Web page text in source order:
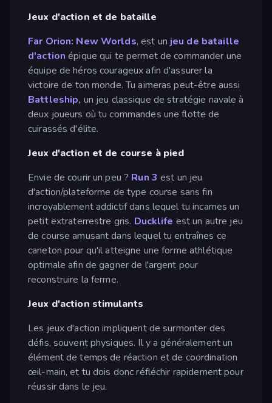
Jeux d'action et de bataille
Far Orion: New Worlds, est un jeu de bataille
d'actionépique qui te permet de commander une
équipe de héros courageux afin d'assurer la
victoire de ton monde. Tu aimeras peut-être aussi
Battleship, un jeu classique de stratégie navale à
deux joueurs où tu commandes une flotte de
cuirassés d'élite.
Jeux d'action et de course à pied
Envie de courir un peu ? Run 3 est un jeu
d'action/plateforme de type course sans fin
incroyablement addictif dans lequel tu incarnes un
petit extraterrestre gris. Ducklife est un autre jeu
de course amusant dans lequel tu entraînes ce
caneton pour qu'il atteigne une forme athlétique
optimale afin de gagner de l'argent pour
reconstruire la ferme.
Jeux d'action stimulants
Les jeux d'action impliquent de surmonter des
défis, souvent physiques. Il y a généralement un
élément de temps de réaction et de coordination
œil-main, et tu dois donc réfléchir rapidement pour
réussir dans le jeu.